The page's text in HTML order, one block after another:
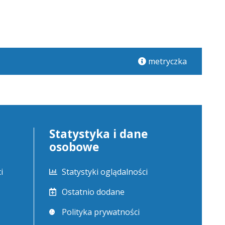
metryczka
Statystyka i dane
osobowe
Statystyki oglądalności
Ostatnio dodane
Polityka prywatności